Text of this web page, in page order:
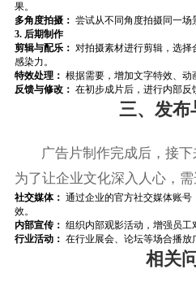
果。
多角度拍摄： 尝试从不同角度拍摄同一场
3. 后期制作
剪辑与配乐： 对拍摄素材进行剪辑，选择
感染力。
特效处理： 根据需要，增加文字特效、动
反馈与修改： 在初步成片后，进行内部反
三、发布
广告片制作完成后，接下
为了让企业文化深入人心，需
社交媒体： 通过企业的官方社交媒体账
效。
内部宣传： 组织内部观影活动，增强员工
行业活动： 在行业展会、论坛等场合播放
相关